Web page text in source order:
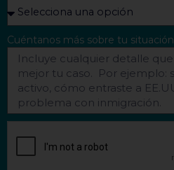
Cuéntanos más sobre tu situación